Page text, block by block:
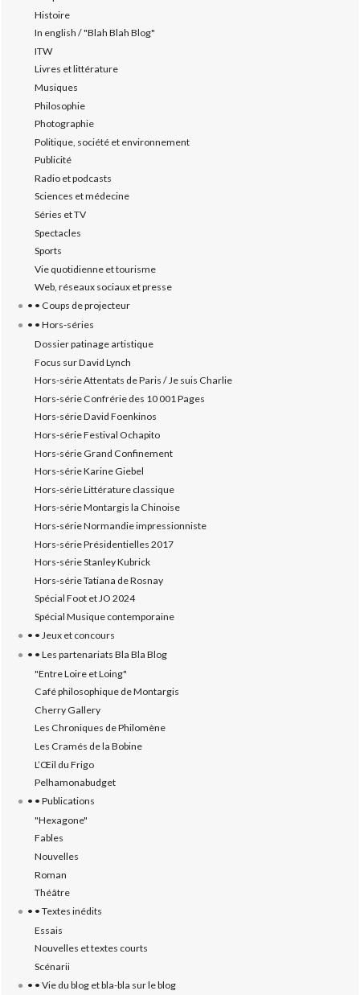
Histoire
In english / "Blah Blah Blog"
ITW
Livres et littérature
Musiques
Philosophie
Photographie
Politique, société et environnement
Publicité
Radio et podcasts
Sciences et médecine
Séries et TV
Spectacles
Sports
Vie quotidienne et tourisme
Web, réseaux sociaux et presse
• • Coups de projecteur
• • Hors-séries
Dossier patinage artistique
Focus sur David Lynch
Hors-série Attentats de Paris / Je suis Charlie
Hors-série Confrérie des 10 001 Pages
Hors-série David Foenkinos
Hors-série Festival Ochapito
Hors-série Grand Confinement
Hors-série Karine Giebel
Hors-série Littérature classique
Hors-série Montargis la Chinoise
Hors-série Normandie impressionniste
Hors-série Présidentielles 2017
Hors-série Stanley Kubrick
Hors-série Tatiana de Rosnay
Spécial Foot et JO 2024
Spécial Musique contemporaine
• • Jeux et concours
• • Les partenariats Bla Bla Blog
"Entre Loire et Loing"
Café philosophique de Montargis
Cherry Gallery
Les Chroniques de Philomène
Les Cramés de la Bobine
L’‎Œil du Frigo
Pelhamonabudget
• • Publications
"Hexagone"
Fables
Nouvelles
Roman
Théâtre
• • Textes inédits
Essais
Nouvelles et textes courts
Scénarii
• • Vie du blog et bla-bla sur le blog